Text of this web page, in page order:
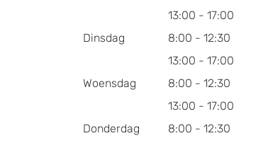
13:00 - 17:00
Dinsdag
8:00 - 12:30
13:00 - 17:00
Woensdag
8:00 - 12:30
13:00 - 17:00
Donderdag
8:00 - 12:30